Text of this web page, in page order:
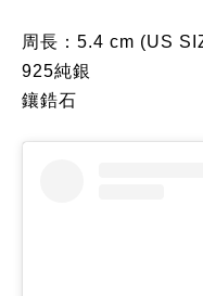
周長：5.4 cm (US
925純銀
鑲鋯石